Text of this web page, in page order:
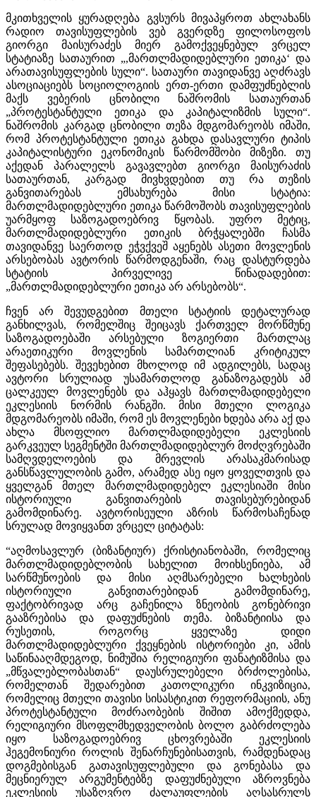
მკითხველის ყურადღება გვსურს მივაპყროთ ახლახანს
რადიო თავისუფლების ვებ გვერდზე ფილოსოფოს
გიორგი მაისურაძეს მიერ გამოქვეყნებულ ვრცელ
სტატიაზე სათაურით „,მართლმადიდებლური ეთიკა‘ და
არათავისუფლების სული“. სათაური თავიდანვე აღძრავს
ასოციაციებს სოციოლოგიის ერთ-ერთი დამფუძნებლის
მაქს ვებერის ცნობილი ნაშრომის სათაურთან
„პროტესტანტული ეთიკა და კაპიტალიზმის სული“.
ნაშრომის კარგად ცნობილი თეზა მდგომარეობს იმაში,
რომ პროტესტანტული ეთიკა გახდა დასავლური ტიპის
კაპიტალისტური ეკონომიკის წარმომშობი მიზეზი. თუ
აქედან პარალელს გავავლებთ გიორგი მაისურაძის
სათაურთან, კარგად მივხვდებით თუ რა თეზის
განვითარებას ემსახურება მისი სტატია:
მართლმადიდებლური ეთიკა წარმოშობს თავისუფლების
უარმყოფ საზოგადოებრივ წყობას. უფრო მეტიც,
მართლმადიდებლური ეთიკის ბრჭყალებში ჩასმა
თავიდანვე საერთოდ ეჭვქვეშ აყენებს ასეთი მოვლენის
არსებობას ავტორის წარმოდგენაში, რაც დასტურდება
სტატიის პირველივე წინადადებით:
„მართლმადიდებლური ეთიკა არ არსებობს“.
ჩვენ არ შევუდგებით მთელი სტატიის დეტალურად
განხილვას, რომელშიც შეიცავს ქართველ მორწმუნე
საზოგადოებაში არსებული ზოგიერთი მართლაც
არაეთიკური მოვლენის სამართლიან კრიტიკულ
შეფასებებს. შევეხებით მხოლოდ იმ ადგილებს, სადაც
ავტორი სრულიად უსამართლოდ განაზოგადებს ამ
ცალკეულ მოვლენებს და აჰყავს მართლმადიდებელი
ეკლესიის ნორმის რანგში. მისი მთელი ლოგიკა
მდგომარეობს იმაში, რომ ეს მოვლენები ხდება არა აქ და
ახლა მსოფლიო მართლმადიდებელი ეკლესიის
გარკვეულ სეგმენტში მართლმადიდებლურ მოძღვრებაში
სამღვდელოების და მრევლის არასაკმარისად
განსწავლულობის გამო, არამედ ასე იყო ყოველთვის და
ყველგან მთელ მართლმადიდებელ ეკლესიაში მისი
ისტორიული განვითარების თავისებურებიდან
გამომდინარე. ავტორისეული აზრის წარმოსაჩენად
სრულად მოვიყვანთ ვრცელ ციტატას:
“აღმოსავლურ (ბიზანტიურ) ქრისტიანობაში, რომელიც
მართლმადიდებლობის სახელით მოიხსენიება, ამ
სარწმუნოების და მისი აღმსარებელი ხალხების
ისტორიული განვითარებიდან გამომდინარე,
ფაქტობრივად არც გაჩენილა ზნეობის გონებრივი
გააზრებისა და დაფუძნების თემა. ბიზანტიისა და
რუსეთის, როგორც ყველაზე დიდი
მართლმადიდებლური ქვეყნების ისტორიები კი, ამის
საწინააღმდეგოდ, ნიმუშია რელიგიური ფანატიზმისა და
„მწვალებლობასთან“ დაუსრულებელი ბრძოლებისა,
რომელთან შედარებით კათოლიკური ინკვიზიცია,
რომელიც მთელი თავისი სისასტიკით რეფორმაციის, ანუ
პროტესტანტული მოძრაობების შიშით ამოქმედდა,
რელიგიური მსოფლმხედველობის ბოლო გაბრძოლება
იყო საზოგადოებრივ ცხოვრებაში ეკლესიის
ჰეგემონიური როლის შენარჩუნებისათვის, რამდენადაც
დოგმებისგან გათავისუფლებული და გონებასა და
მეცნიერულ არგუმენტებზე დაფუძნებული აზროვნება
ეკლესიის უსაზღვრო ძალაუფლების აღსასრულს